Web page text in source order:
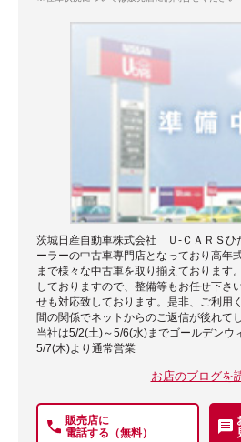
茨城日産自動車株式会社 Ｕ-ＣＡＲＳひ
ーラーの中古車専門店となっており高年
まで様々な中古車を取り揃えておりま
しておりますので、整備等もお任せ下さ
せも対応致しております。是非、ご利用
間の関係でネットからのご返信が後れて
当社は5/2(土)～5/6(水)までゴールデンウ
5/7(木)より通常営業
お店のブログを
販売店に
電話する（無料）